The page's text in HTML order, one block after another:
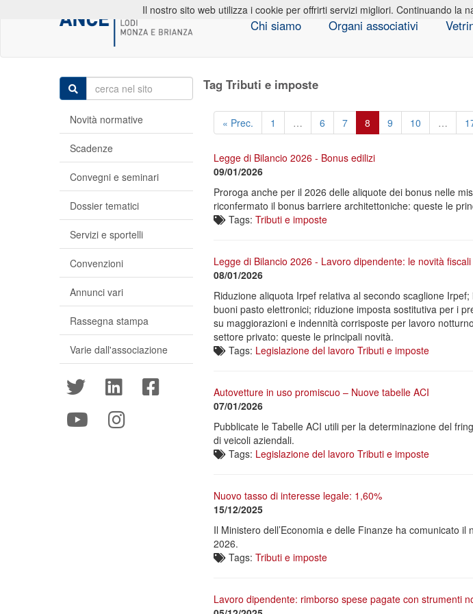
Chi siamo Organi associativi
Tag Tributi e imposte
« Prec. 1 … 6 7 8 9 10 …
Legge di Bilancio 2026 - Bonus edilizi
09/01/2026
Proroga anche per il 2026 delle aliquote dei bonus nelle
riconfermato il bonus barriere architettoniche: queste le
Tags: Tributi e imposte
Legge di Bilancio 2026 - Lavoro dipendente: le novità fiscali
08/01/2026
Riduzione aliquota Irpef relativa al secondo scaglione
buoni pasto elettronici; riduzione imposta sostitutiva per i
su maggiorazioni e indennità corrisposte per lavoro
settore privato: queste le principali novità.
Tags: Legislazione del lavoro Tributi e imposte
Autovetture in uso promiscuo – Nuove tabelle ACI
07/01/2026
Pubblicate le Tabelle ACI utili per la determinazione del
di veicoli aziendali.
Tags: Legislazione del lavoro Tributi e imposte
Nuovo tasso di interesse legale: 1,60%
15/12/2025
Il Ministero dell’Economia e delle Finanze ha comunicato
2026.
Tags: Tributi e imposte
Lavoro dipendente: rimborso spese pagate con strumenti
Novità normative
Scadenze
Convegni e seminari
Dossier tematici
Servizi e sportelli
Convenzioni
Annunci vari
Rassegna stampa
Varie dall'associazione
Il nostro sito web utilizza i cookie per offrirti servizi migliori. Continuando la